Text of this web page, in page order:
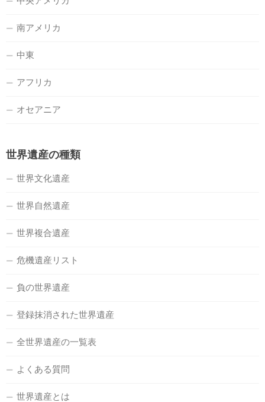
南アメリカ
中東
アフリカ
オセアニア
世界遺産の種類
世界文化遺産
世界自然遺産
世界複合遺産
危機遺産リスト
負の世界遺産
登録抹消された世界遺産
全世界遺産の一覧表
よくある質問
世界遺産とは